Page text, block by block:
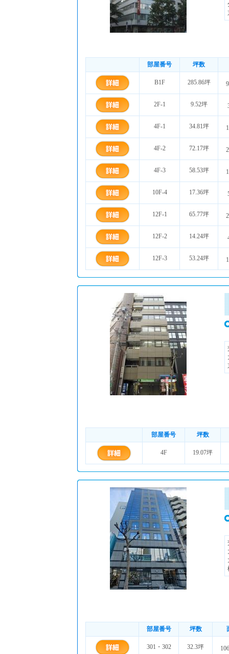
部屋番号 坪数
B1F 285.86坪
2F-1 9.52坪
4F-1 34.81坪
4F-2 72.17坪
4F-3 58.53坪
10F-4 17.36坪
12F-1 65.77坪
12F-2 14.24坪
12F-3 53.24坪
部屋番号 坪数
4F 19.07坪
部屋番号 坪数
301・302 32.3坪